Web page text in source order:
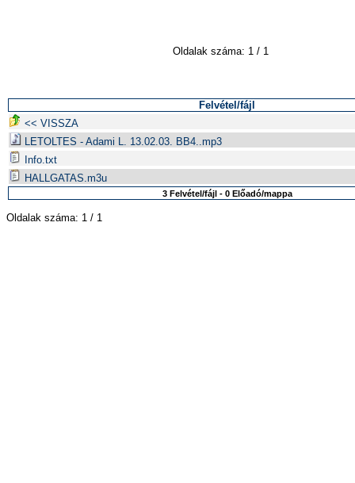
Oldalak száma: 1 / 1
Felvétel/fájl
<< VISSZA
LETOLTES - Adami L. 13.02.03. BB4..mp3
Info.txt
HALLGATAS.m3u
3 Felvétel/fájl - 0 Előadó/mappa
Oldalak száma: 1 / 1